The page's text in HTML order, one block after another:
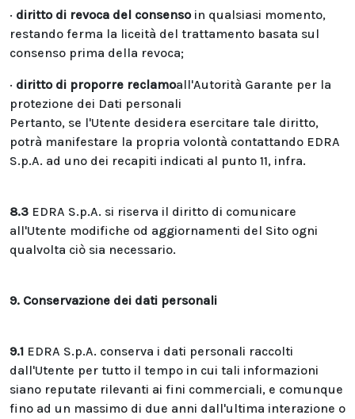
· diritto di revoca del consensoin qualsiasi momento,
restando ferma la liceità del trattamento basata sul
consenso prima della revoca;
· diritto di proporre reclamoall'Autorità Garante per la
protezione dei Dati personali
Pertanto, se l'Utente desidera esercitare tale diritto,
potrà manifestare la propria volontà contattando EDRA
S.p.A. ad uno dei recapiti indicati al punto 11, infra.
8.3 EDRA S.p.A. si riserva il diritto di comunicare
all'Utente modifiche od aggiornamenti del Sito ogni
qualvolta ciò sia necessario.
9. Conservazione dei dati personali
9.1 EDRA S.p.A. conserva i dati personali raccolti
dall'Utente per tutto il tempo in cui tali informazioni
siano reputate rilevanti ai fini commerciali, e comunque
fino ad un massimo di due anni dall'ultima interazione o